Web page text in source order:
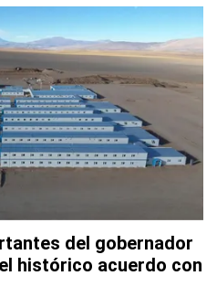
del gobernador
histórico acuerdo con